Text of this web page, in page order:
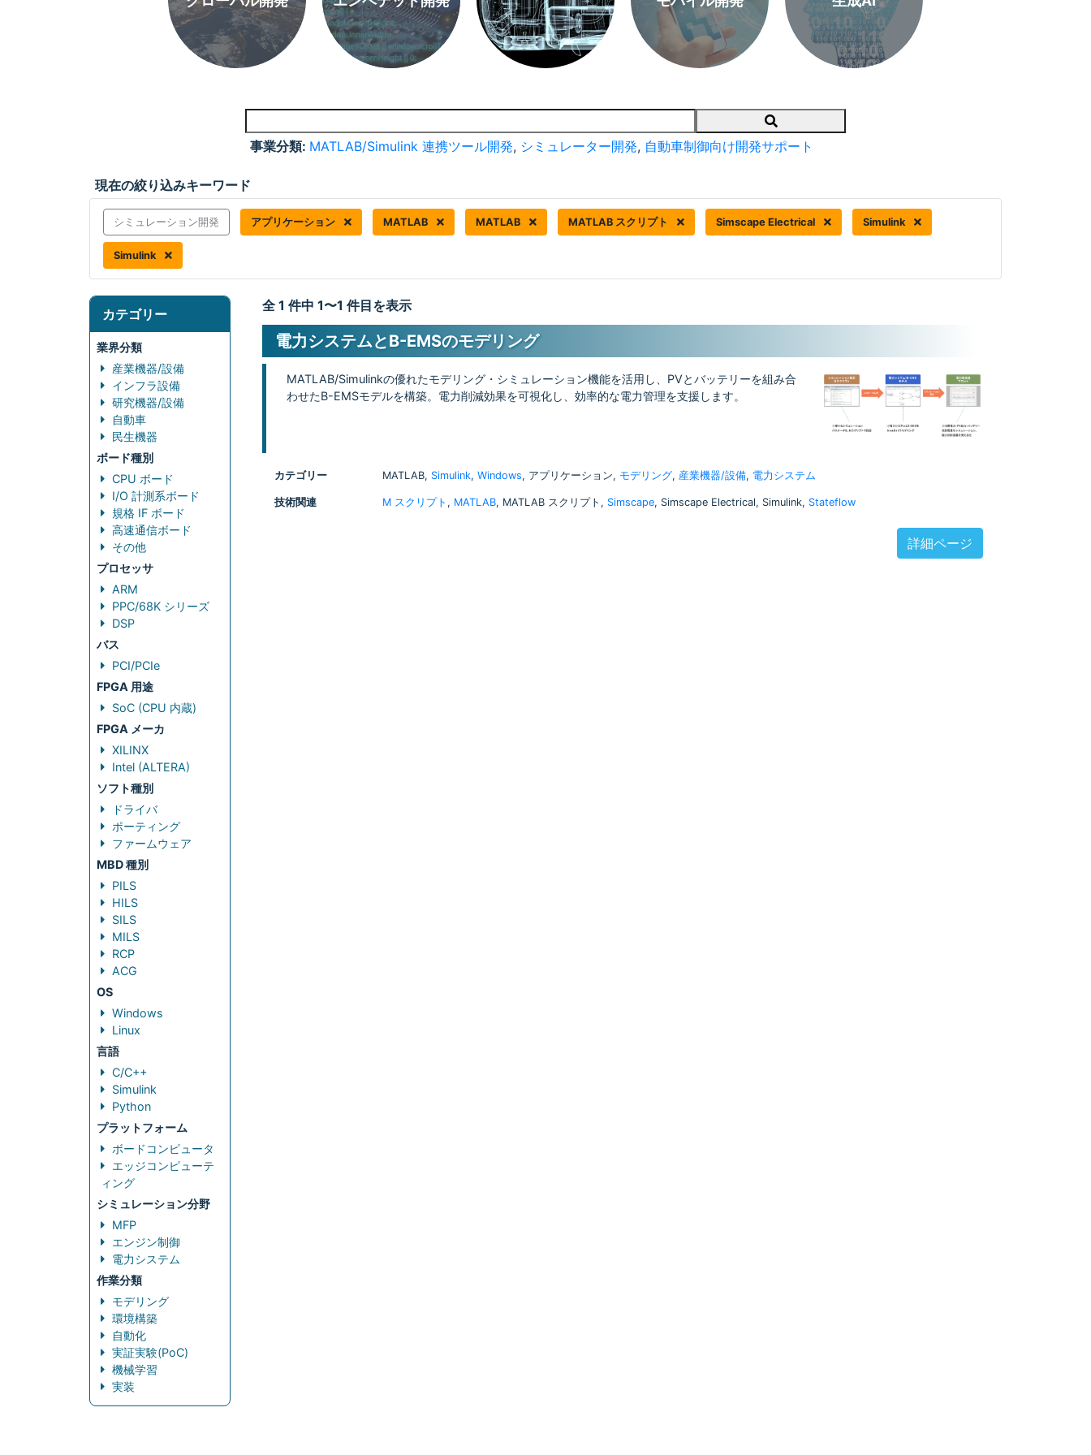
Search
事業分類: MATLAB/Simulink 連携ツール開発, シミュレーター開発, 自動車制御向け開発サポート
現在の絞り込みキーワード
シミュレーション開発 アプリケーション MATLAB MATLAB MATLAB スクリプト Simscape Electrical Simulink
Simulink
カテゴリー
業界分類
産業機器/設備
インフラ設備
研究機器/設備
自動車
民生機器
ボード種別
CPU ボード
I/O 計測系ボード
規格 IF ボード
高速通信ボード
その他
プロセッサ
ARM
PPC/68K シリーズ
DSP
バス
PCI/PCIe
FPGA 用途
SoC (CPU 内蔵)
FPGA メーカ
XILINX
Intel (ALTERA)
ソフト種別
ドライバ
ポーティング
ファームウェア
MBD 種別
PILS
HILS
SILS
MILS
RCP
ACG
OS
Windows
Linux
言語
C/C++
Simulink
Python
プラットフォーム
ボードコンピュータ
エッジコンピューテ
ィング
シミュレーション分野
MFP
エンジン制御
電力システム
作業分類
モデリング
環境構築
自動化
実証実験(PoC)
機械学習
実装
全 1 件中 1〜1 件目を表示
電力システムとB-EMSのモデリング
MATLAB/Simulinkの優れたモデリング・シミュレーション機能を活用し、PVとバッテリーを組み合
わせたB-EMSモデルを構築。電力削減効果を可視化し、効率的な電力管理を支援します。
カテゴリー MATLAB, Simulink, Windows, アプリケーション, モデリング, 産業機器/設備, 電力システム
技術関連 M スクリプト , MATLAB, MATLAB スクリプト, Simscape, Simscape Electrical, Simulink, Stateflow
詳細ページ